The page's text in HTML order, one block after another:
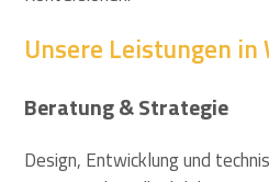
Unsere Leistungen in
Beratung & Strategie
Design, Entwicklung und